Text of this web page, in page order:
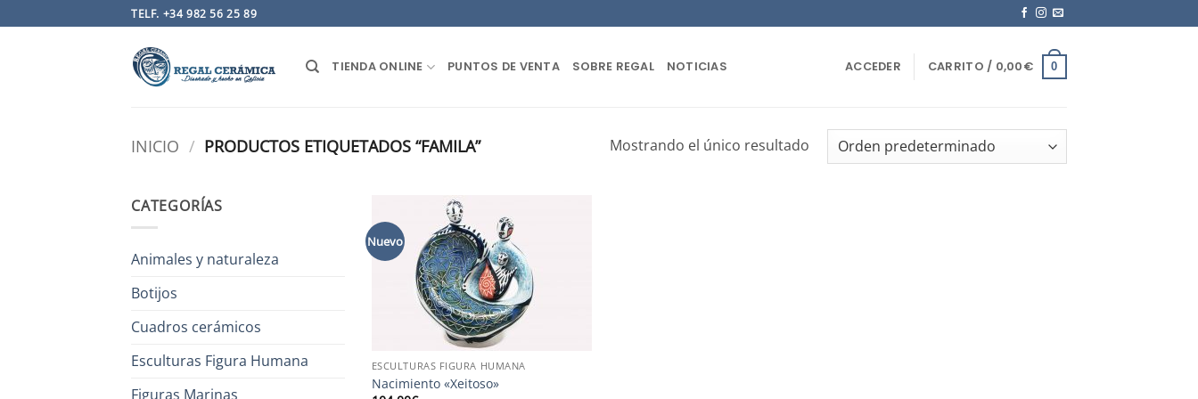
al
TELF. +34 982 56 25 89
TIENDA ONLINE PUNTOS DE VENTA SOBRE REGAL NOTICIAS ACCEDER CARRITO / 0,00€ 0
INICIO / PRODUCTOS ETIQUETADOS “FAMILA” Mostrando el único resultado
CATEGORÍAS
Animales y naturaleza
Botijos
Cuadros cerámicos
Esculturas Figura Humana
Figuras Marinas
Nuevo
ESCULTURAS FIGURA HUMANA
Nacimiento «Xeitoso»